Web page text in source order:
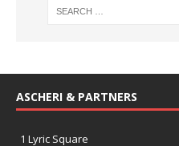
ASCHERI & PARTNERS
1 Lyric Square